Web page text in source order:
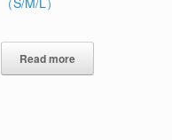
Read more